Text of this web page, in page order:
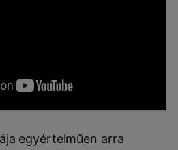
egyértelműen arra